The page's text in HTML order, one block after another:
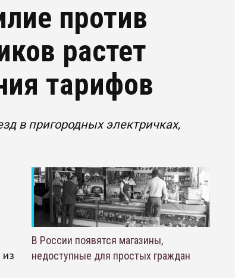
против
растет
тарифов
в пригородных электричках,
В России появятся магазины,
недоступные для простых граждан